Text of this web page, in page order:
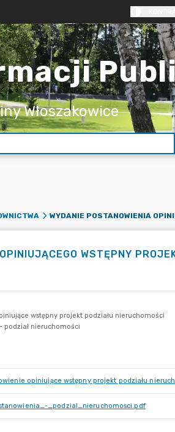
Włoszakowice
WSTĘPNY
opiniujące wstępny projekt podziału
_podzial_nieruchomosci.pdf